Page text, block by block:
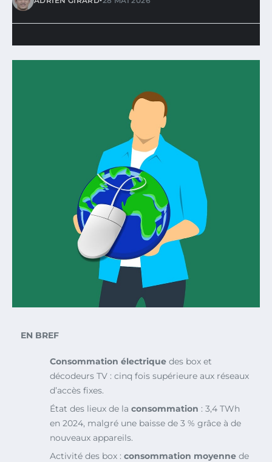
EN BREF
Consommation électrique des box et
décodeurs TV : cinq fois supérieure aux réseaux
d’accès fixes.
État des lieux de la consommation : 3,4 TWh
en 2024, malgré une baisse de 3 % grâce à de
nouveaux appareils.
Activité des box : consommation moyenne de